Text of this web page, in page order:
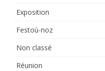
Exposition
Festoù-noz
Non classé
Réunion